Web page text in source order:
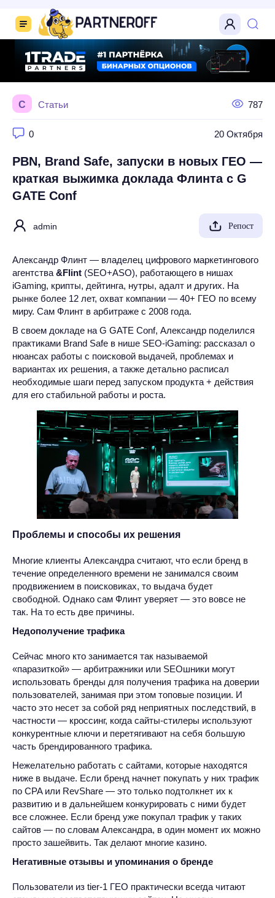
С Статьи 787
20 Октября
0
PBN, Brand Safe, запуски в новых ГЕО —
краткая выжимка доклада Флинта с G
GATE Conf
admin Репост
Александр Флинт — владелец цифрового маркетингового
агентства &Flint (SEO+ASO), работающего в нишах
iGaming, крипты, дейтинга, нутры, адалт и других. На
рынке более 12 лет, охват компании — 40+ ГЕО по всему
миру. Сам Флинт в арбитраже с 2008 года.
В своем докладе на G GATE Conf, Александр поделился
практиками Brand Safe в нише SEO-iGaming: рассказал о
нюансах работы с поисковой выдачей, проблемах и
вариантах их решения, а также детально расписал
необходимые шаги перед запуском продукта + действия
для его стабильной работы и роста.
Проблемы и способы их решения
Многие клиенты Александра считают, что если бренд в
течение определенного времени не занимался своим
продвижением в поисковиках, то выдача будет
свободной. Однако сам Флинт уверяет — это вовсе не
так. На то есть две причины.
Недополучение трафика
Сейчас много кто занимается так называемой
«паразиткой» — арбитражники или SEOшники могут
использовать бренды для получения трафика на доверии
пользователей, занимая при этом топовые позиции. И
часто это несет за собой ряд неприятных последствий, в
частности — кроссинг, когда сайты-стилеры используют
конкурентные ключи и перетягивают на себя большую
часть брендированного трафика.
Нежелательно работать с сайтами, которые находятся
ниже в выдаче. Если бренд начнет покупать у них трафик
по CPA или RevShare — это только подтолкнет их к
развитию и в дальнейшем конкурировать с ними будет
все сложнее. Если бренд уже покупал трафик у таких
сайтов — по словам Александра, в один момент их можно
просто зашейвить. Так делают многие казино.
Негативные отзывы и упоминания о бренде
Пользователи из tier-1 ГЕО практически всегда читают